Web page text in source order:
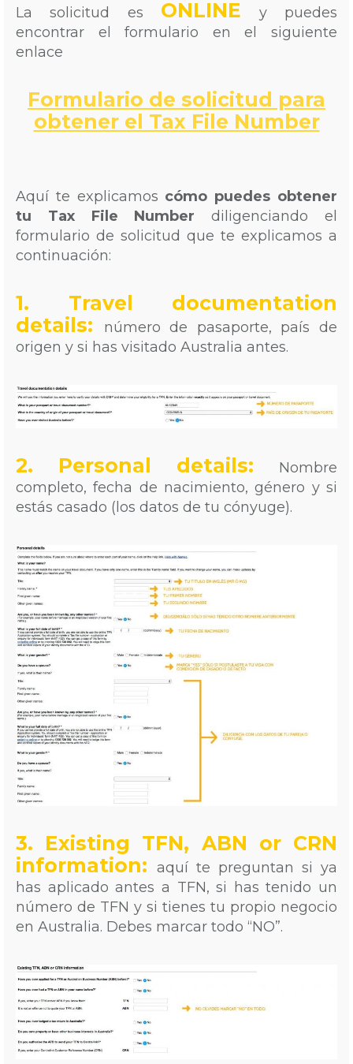
La solicitud es ONLINE y puedes
encontrar el formulario en el siguiente
enlace
Formulario de solicitud para
obtener el Tax File Number
Aquí te explicamos cómo puedes obtener
tu Tax File Number diligenciando el
formulario de solicitud que te explicamos a
continuación:
1. Travel documentation
details:
número de pasaporte, país de
origen y si has visitado Australia antes.
2. Personal details:
Nombre
completo, fecha de nacimiento, género y si
estás casado (los datos de tu cónyuge).
3. Existing TFN, ABN or CRN
information: aquí te preguntan si ya
has aplicado antes a TFN, si has tenido un
número de TFN y si tienes tu propio negocio
en Australia. Debes marcar todo “NO”.